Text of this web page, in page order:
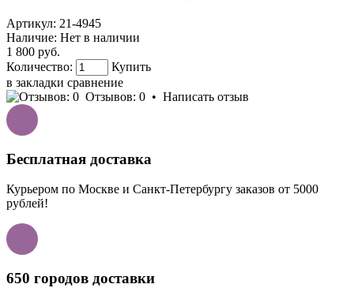
Артикул: 21-4945
Наличие: Нет в наличии
1 800 руб.
Количество:
Купить
в закладки сравнение
Отзывов: 0 • Написать отзыв
Бесплатная доставка
Курьером по Москве и Санкт-Петербургу заказов от 5000
рублей!
650 городов доставки